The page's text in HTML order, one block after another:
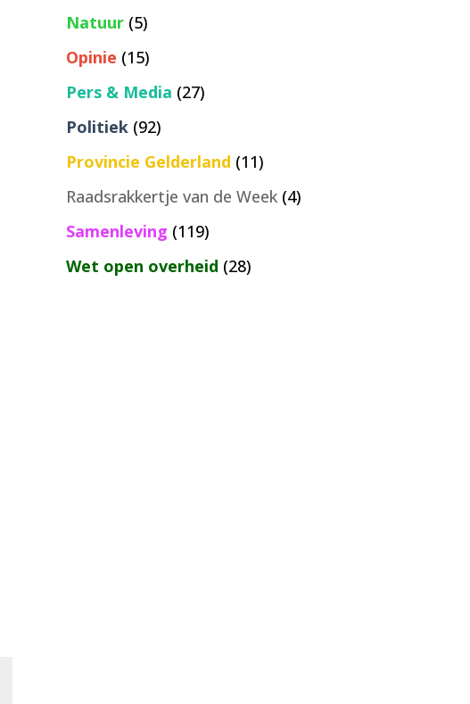
Natuur(5)
Opinie (15)
Pers & Media (27)
Politiek(92)
Provincie Gelderland (11)
Raadsrakkertje van de Week(4)
Samenleving (119)
Wet open overheid (28)